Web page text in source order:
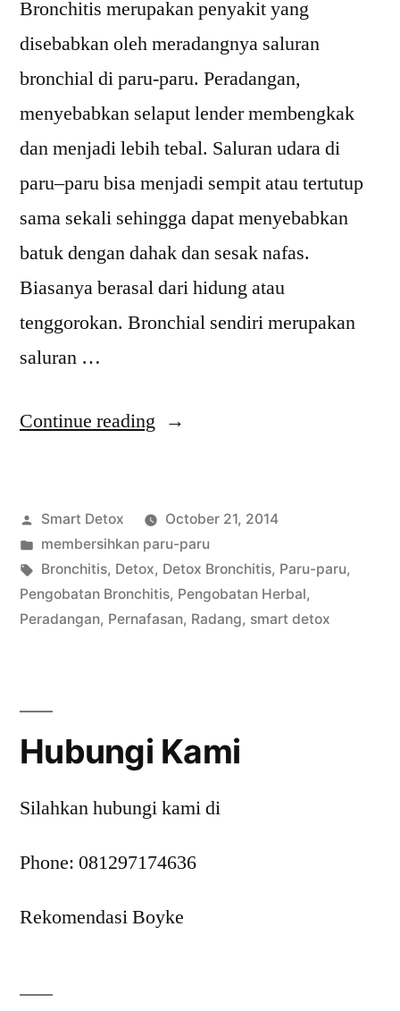
Bronchitis merupakan penyakit yang
disebabkan oleh meradangnya saluran
bronchial di paru-paru. Peradangan,
menyebabkan selaput lender membengkak
dan menjadi lebih tebal. Saluran udara di
paru–paru bisa menjadi sempit atau tertutup
sama sekali sehingga dapat menyebabkan
batuk dengan dahak dan sesak nafas.
Biasanya berasal dari hidung atau
tenggorokan. Bronchial sendiri merupakan
saluran …
Continue reading “Bronchitis
Posted
by
Smart Detox
October 21, 2014
Posted
in
membersihkan paru-paru
Tags:
Bronchitis, Detox, Detox Bronchitis, Paru-paru,
Pengobatan Bronchitis, Pengobatan Herbal,
Peradangan, Pernafasan, Radang, smart detox
Hubungi Kami
Silahkan hubungi kami di
Phone: 081297174636
Rekomendasi Boyke